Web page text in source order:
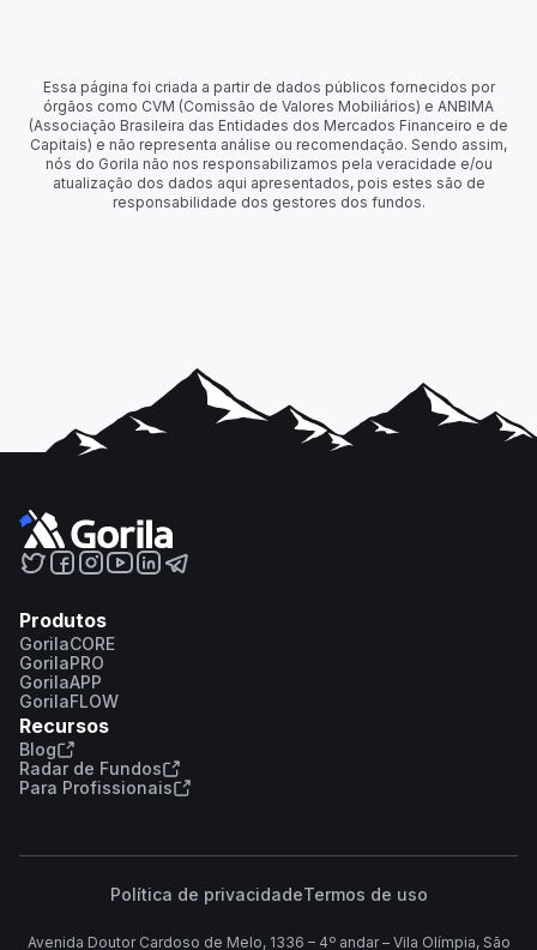
Essa página foi criada a partir de dados públicos fornecidos por
órgãos como CVM (Comissão de Valores Mobiliários) e ANBIMA
(Associação Brasileira das Entidades dos Mercados Financeiro e de
Capitais) e não representa análise ou recomendação. Sendo assim,
nós do Gorila não nos responsabilizamos pela veracidade e/ou
atualização dos dados aqui apresentados, pois estes são de
responsabilidade dos gestores dos fundos.
Produtos
GorilaCORE
GorilaPRO
GorilaAPP
GorilaFLOW
Recursos
Blog
Radar de Fundos
Para Profissionais
Política de privacidadeTermos de uso
Avenida Doutor Cardoso de Melo, 1336 – 4º andar – Vila Olímpia, São